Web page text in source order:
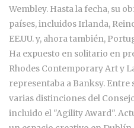
Wembley. Hasta la fecha, su
países, incluidos Irlanda,
EE.UU. y, ahora también,
Ha expuesto en solitario en
Rhodes Contemporary Art y
representaba a Banksy.
varias distinciones del
incluido el "Agility Award".